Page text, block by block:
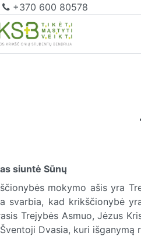
+370 600 80578
siuntė Sūnų
mokymo ašis yra
svarbia, kad krikščionybė
Trejybės Asmuo, Jėzus
Dvasia, kuri išganymą